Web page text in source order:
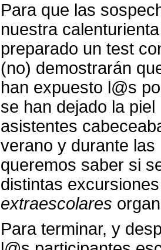
Para que las
nuestra
preparado un test
(no) demostrarán
han expuesto l@s
se han dejado la
asistentes
verano y durante
queremos saber si
distintas
extraescolares
Para terminar, y